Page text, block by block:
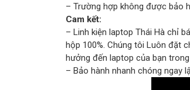
– Trường hợp không được bảo
Cam kết:
– Linh kiện laptop Thái Hà chỉ
hộp 100%. Chúng tôi Luôn đặt
hưởng đến laptop của bạn
– Bảo hành nhanh chóng ngay